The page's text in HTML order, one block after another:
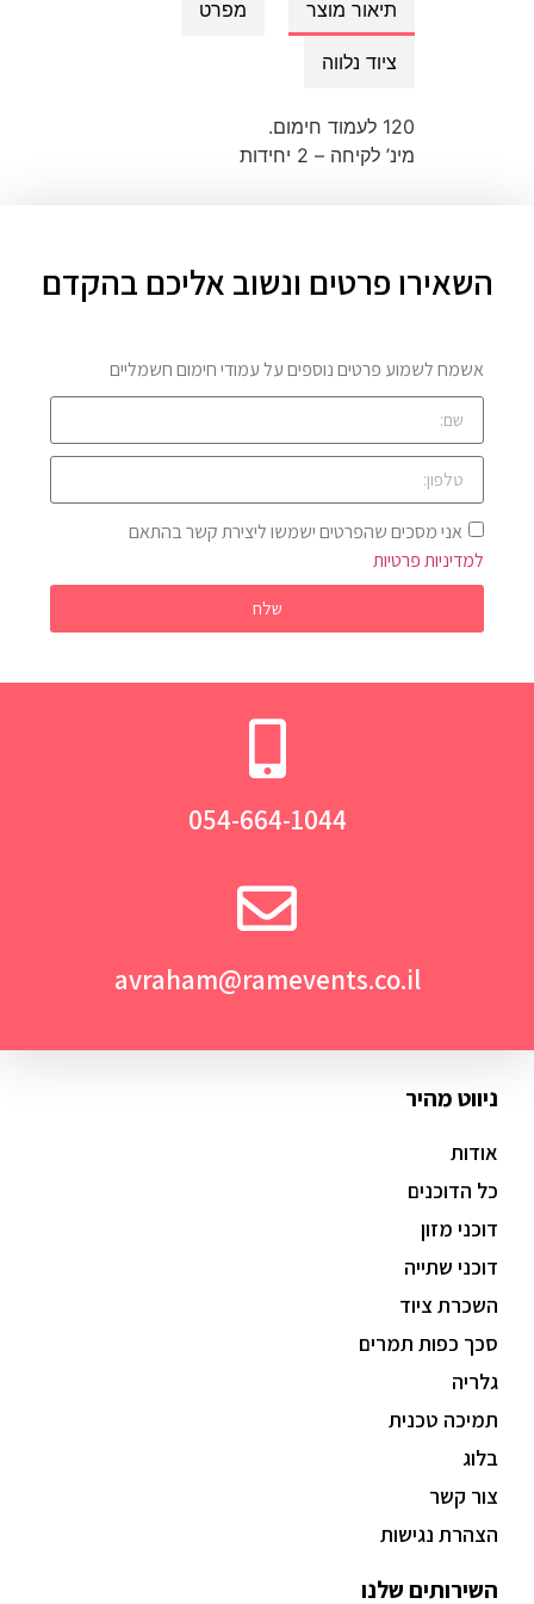
תיאור מוצר מפרט
ציוד נלווה
120 לעמוד חימום.
מינ’ לקיחה – 2 יחידות
השאירו פרטים ונשוב אליכם בהקדם
אשמח לשמוע פרטים נוספים על עמודי חימום חשמליים
אני מסכים שהפרטים ישמשו ליצירת קשר בהתאם
למדיניות פרטיות
שלח
054-664-1044
avraham@ramevents.co.il
ניווט מהיר
אודות
כל הדוכנים
דוכני מזון
דוכני שתייה
השכרת ציוד
סכך כפות תמרים
גלריה
תמיכה טכנית
בלוג
צור קשר
הצהרת נגישות
השירותים שלנו